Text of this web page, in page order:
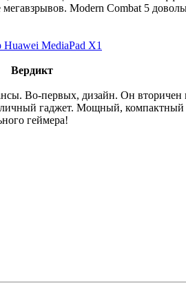
Modern Combat 5
Вердикт
Во-первых, дизайн. Он
гаджет. Мощный,
геймера!